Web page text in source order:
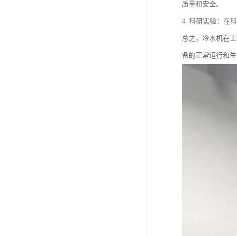
质量和安全。
4. 科研实验：在
总之，冷水机在
备的正常运行和